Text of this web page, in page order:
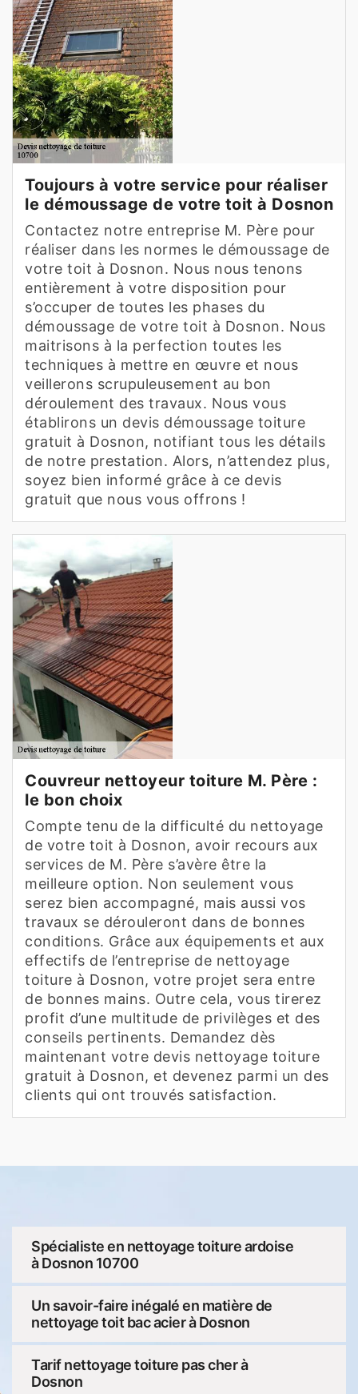
Toujours à votre service pour réaliser
le démoussage de votre toit à Dosnon
Contactez notre entreprise M. Père pour
réaliser dans les normes le démoussage de
votre toit à Dosnon. Nous nous tenons
entièrement à votre disposition pour
s’occuper de toutes les phases du
démoussage de votre toit à Dosnon. Nous
maitrisons à la perfection toutes les
techniques à mettre en œuvre et nous
veillerons scrupuleusement au bon
déroulement des travaux. Nous vous
établirons un devis démoussage toiture
gratuit à Dosnon, notifiant tous les détails
de notre prestation. Alors, n’attendez plus,
soyez bien informé grâce à ce devis
gratuit que nous vous offrons !
Couvreur nettoyeur toiture M. Père :
le bon choix
Compte tenu de la difficulté du nettoyage
de votre toit à Dosnon, avoir recours aux
services de M. Père s’avère être la
meilleure option. Non seulement vous
serez bien accompagné, mais aussi vos
travaux se dérouleront dans de bonnes
conditions. Grâce aux équipements et aux
effectifs de l’entreprise de nettoyage
toiture à Dosnon, votre projet sera entre
de bonnes mains. Outre cela, vous tirerez
profit d’une multitude de privilèges et des
conseils pertinents. Demandez dès
maintenant votre devis nettoyage toiture
gratuit à Dosnon, et devenez parmi un des
clients qui ont trouvés satisfaction.
Spécialiste en nettoyage toiture ardoise
à Dosnon 10700
Un savoir-faire inégalé en matière de
nettoyage toit bac acier à Dosnon
Tarif nettoyage toiture pas cher à
Dosnon